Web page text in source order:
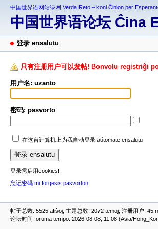
中国世界语网站绿网 Verda Reto – koni Ĉinion per
中国世界语论坛 Ĉina
登录 ensalutu
只有注册用户可以发帖! Bonvolu registriĝi
用户名: uzanto
密码: pasvorto
在这台计算机上为我自动登录 aŭtomate ensalutu
登录需启用cookies!
忘记密码 mi forgesis pasvorton
帖子总数: 5525 afiŝoj; 主题总数: 2072 temoj; 注册用户:
论坛时间 foruma tempo: 2026-08-08, 11:08 (Asia/